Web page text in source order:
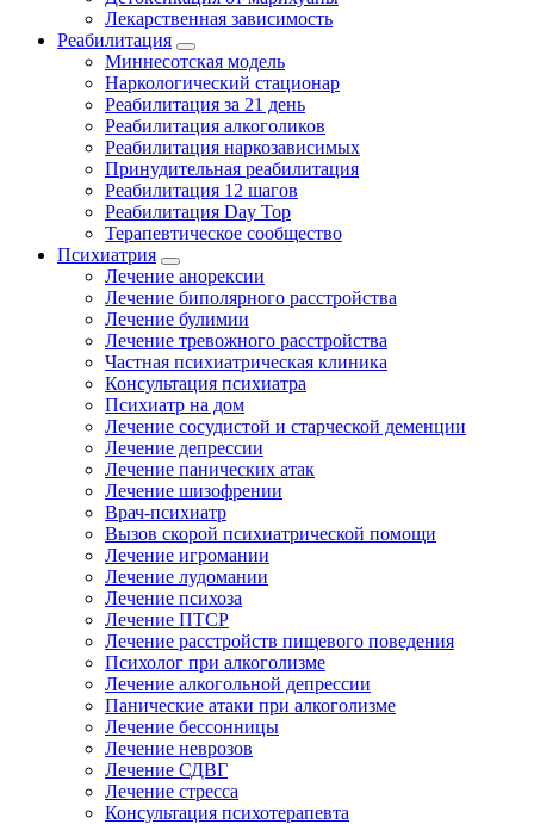
Лекарственная зависимость
Реабилитация
Миннесотская модель
Наркологический стационар
Реабилитация за 21 день
Реабилитация алкоголиков
Реабилитация наркозависимых
Принудительная реабилитация
Реабилитация 12 шагов
Реабилитация Day Top
Терапевтическое сообщество
Психиатрия
Лечение анорексии
Лечение биполярного расстройства
Лечение булимии
Лечение тревожного расстройства
Частная психиатрическая клиника
Консультация психиатра
Психиатр на дом
Лечение сосудистой и старческой деменции
Лечение депрессии
Лечение панических атак
Лечение шизофрении
Врач-психиатр
Вызов скорой психиатрической помощи
Лечение игромании
Лечение лудомании
Лечение психоза
Лечение ПТСР
Лечение расстройств пищевого поведения
Психолог при алкоголизме
Лечение алкогольной депрессии
Панические атаки при алкоголизме
Лечение бессонницы
Лечение неврозов
Лечение СДВГ
Лечение стресса
Консультация психотерапевта